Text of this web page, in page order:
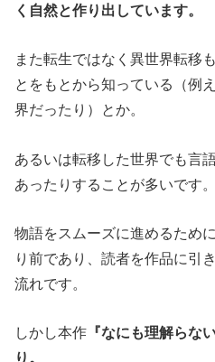
く自然と作り出しています。
また転生ではなく異世界転移
とをもとから知っている（例
界だったり）とか。
あるいは転移した世界でも言
あったりすることが多いです。
物語をスムーズに進めるため
り前であり、読者を作品に引
流れです。
しかし本作 『なにも理解らな
り。